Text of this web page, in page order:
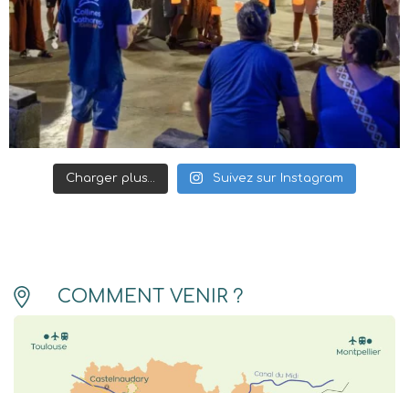
Charger plus… Suivez sur Instagram
COMMENT VENIR ?